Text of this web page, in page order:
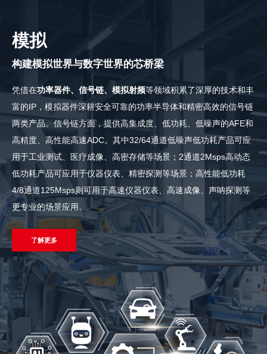
模拟
构建模拟世界与数字世界的芯桥梁
凭借在功率器件、信号链、模拟射频等领域积累了深厚的技术和丰
富的IP，模拟器件深耕安全可靠的功率半导体和精密高效的信号链
两类产品。信号链方面，提供高集成度、低功耗、低噪声的AFE和
高精度、高性能高速ADC。其中32/64通道低噪声低功耗产品可应
用于工业测试、医疗成像、高密存储等场景；2通道2Msps高动态
低功耗产品可应用于仪器仪表、精密探测等场景；高性能低功耗
4/8通道125Msps则可用于高速仪器仪表、高速成像、声呐探测等
更专业的场景应用。
了解更多